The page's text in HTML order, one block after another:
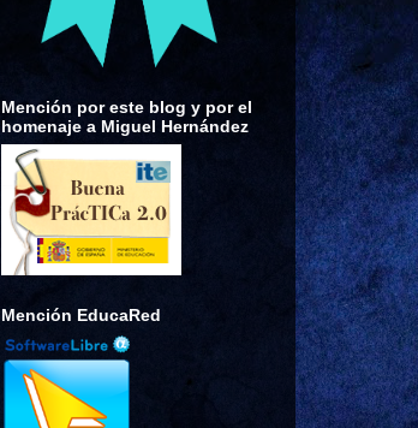
Mención por este blog y por el
homenaje a Miguel Hernández
Mención EducaRed